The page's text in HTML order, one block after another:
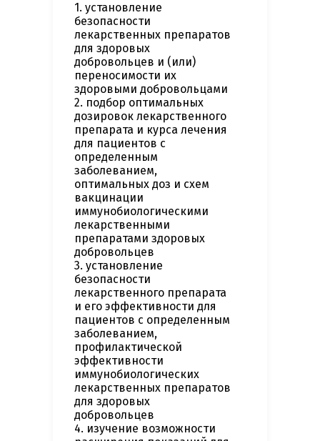
1. установление
безопасности
лекарственных препаратов
для здоровых
добровольцев и (или)
переносимости их
здоровыми добровольцами
2. подбор оптимальных
дозировок лекарственного
препарата и курса лечения
для пациентов с
определенным
заболеванием,
оптимальных доз и схем
вакцинации
иммунобиологическими
лекарственными
препаратами здоровых
добровольцев
3. установление
безопасности
лекарственного препарата
и его эффективности для
пациентов с определенным
заболеванием,
профилактической
эффективности
иммунобиологических
лекарственных препаратов
для здоровых
добровольцев
4. изучение возможности